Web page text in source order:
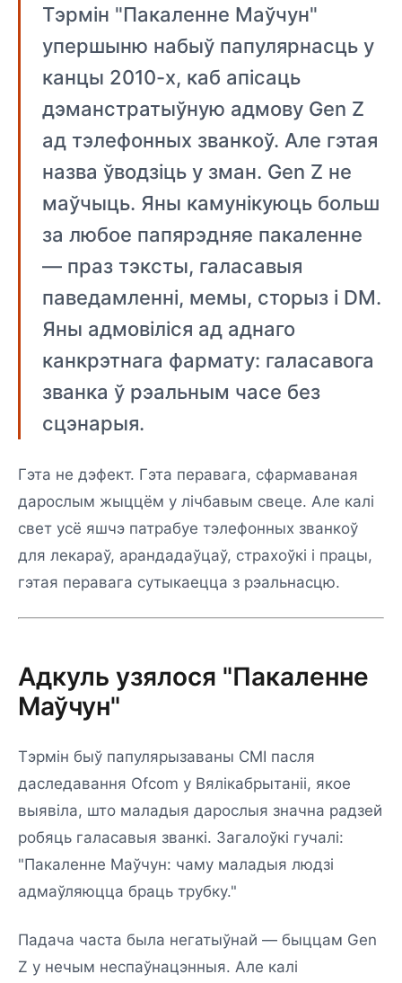
Тэрмін "Пакаленне Маўчун"
упершыню набыў папулярнасць у
канцы 2010-х, каб апісаць
дэманстратыўную адмову Gen Z
ад тэлефонных званкоў. Але гэтая
назва ўводзіць у зман. Gen Z не
маўчыць. Яны камунікуюць больш
за любое папярэдняе пакаленне
— праз тэксты, галасавыя
паведамленні, мемы, сторыз і DM.
Яны адмовіліся ад аднаго
канкрэтнага фармату: галасавога
званка ў рэальным часе без
сцэнарыя.
Гэта не дэфект. Гэта перавага, сфармаваная
дарослым жыццём у лічбавым свеце. Але калі
свет усё яшчэ патрабуе тэлефонных званкоў
для лекараў, арандадаўцаў, страхоўкі і працы,
гэтая перавага сутыкаецца з рэальнасцю.
Адкуль узялося "Пакаленне
Маўчун"
Тэрмін быў папулярызаваны СМІ пасля
даследавання Ofcom у Вялікабрытаніі, якое
выявіла, што маладыя дарослыя значна радзей
робяць галасавыя званкі. Загалоўкі гучалі:
"Пакаленне Маўчун: чаму маладыя людзі
адмаўляюцца браць трубку."
Падача часта была негатыўнай — быццам Gen
Z у нечым неспаўнацэнныя. Але калі